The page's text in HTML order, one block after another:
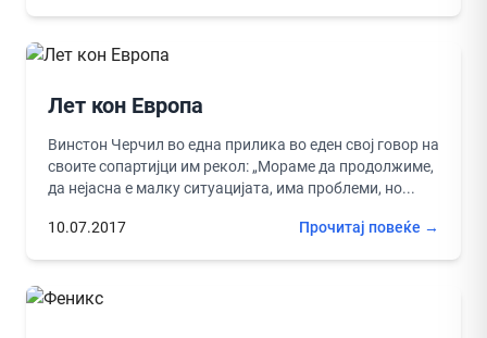
Лет кон Европа
Винстон Черчил во една прилика во еден свој говор на
своите сопартијци им рекол: „Mораме да продолжиме,
да нејасна е малку ситуацијата, има проблеми, но...
10.07.2017 Прочитај повеќе →